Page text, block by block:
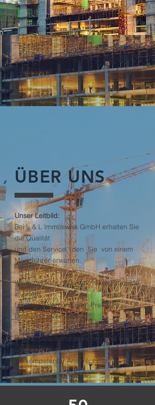
ÜBER UNS
Unser Leitbild:
Bei L & L Immoswiss GmbH erhalten Sie
die Qualität
und den Service, den Sie von einem
Marktführer erwarten.
Wir entwickeln neue innovative Produkte
in einem
fairen und vernünftigen Preis-/
Leistungs - Verhältnis.
In allen Geschäftsbereichen sind wir
unseren Kunden
ein kompetenter Ansprechpartner.